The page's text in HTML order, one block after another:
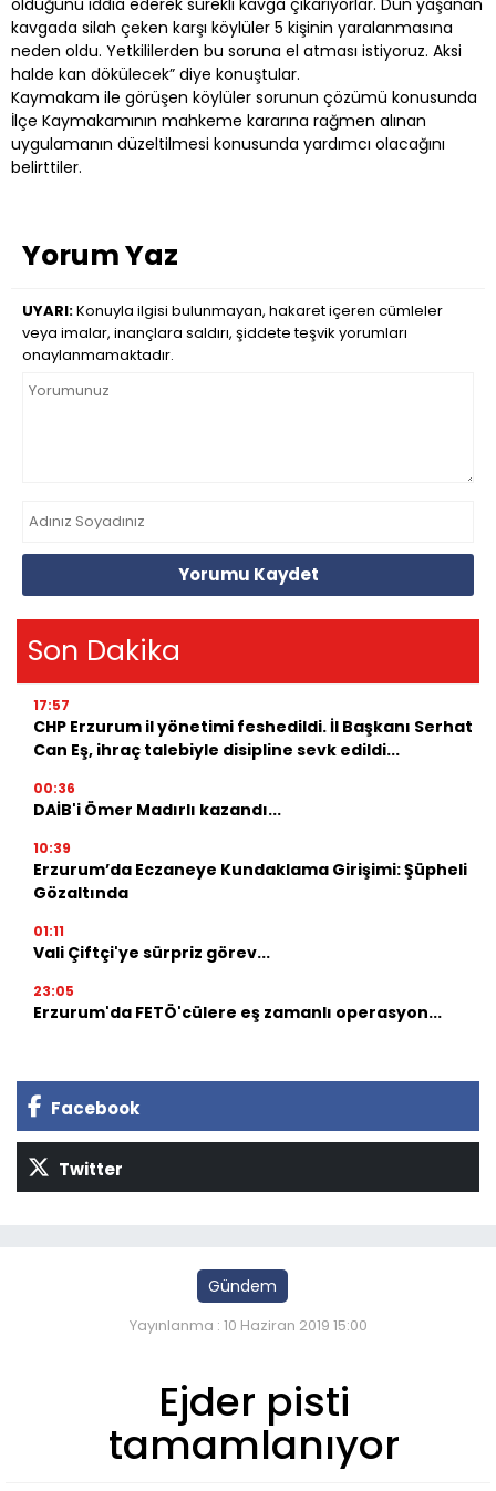
kavgada silah çeken karşı köylüler 5 kişinin yaralanmasına
neden oldu. Yetkililerden bu soruna el atması istiyoruz. Aksi
halde kan dökülecek” diye konuştular.
Kaymakam ile görüşen köylüler sorunun çözümü konusunda
İlçe Kaymakamının mahkeme kararına rağmen alınan
uygulamanın düzeltilmesi konusunda yardımcı olacağını
belirttiler.
Yorum Yaz
UYARI:Konuyla ilgisi bulunmayan, hakaret içeren cümleler
veya imalar, inançlara saldırı, şiddete teşvik yorumları
onaylanmamaktadır.
Yorumu Kaydet
Son Dakika
17:57
CHP Erzurum il yönetimi feshedildi. İl Başkanı Serhat
Can Eş, ihraç talebiyle disipline sevk edildi...
00:36
DAİB'i Ömer Madırlı kazandı...
10:39
Erzurum’da Eczaneye Kundaklama Girişimi: Şüpheli
Gözaltında
01:11
Vali Çiftçi'ye sürpriz görev...
23:05
Erzurum'da FETÖ'cülere eş zamanlı operasyon...
Facebook
Twitter
Gündem
Yayınlanma : 10 Haziran 2019 15:00
Ejder pisti
tamamlanıyor